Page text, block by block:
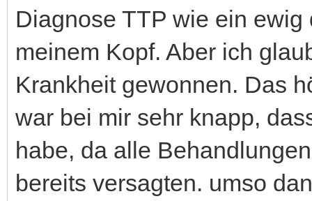
Diagnose TTP wie ein
meinem Kopf. Aber ich
Krankheit gewonnen. Das
war bei mir sehr knapp,
habe, da alle
bereits versagten. umso